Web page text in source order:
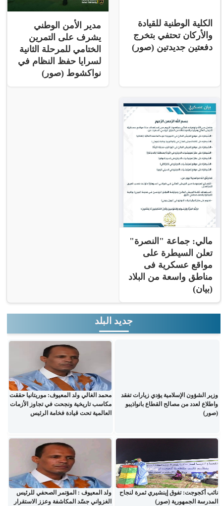
الكلية الوطنية للقيادة
والأركان تحتفي بتخرج
دفعتين جديدتين (صور)
مدير الأمن الوطني
يشرف على التمرين
الختامي للمرحلة الثانية
لسرايا حفظ النظام في
نواكشوط (صور)
مالي: جماعة "النصرة"
تعلن السيطرة على
مواقع عسكرية فى
مناطق واسعة من البلاد
(بيان)
جديد البلد
وزير الشؤون الإسلامية يؤدي زيارات تفقد
واطلاع لعدد من مصالح القطاع بانواذيبو
(صور)
محمد الغالي ولد المعيوف: موريتانيا حققت
مكاسب تاريخية ونجحت في تجاوز الأزمات
العالمية تحت قيادة فخامة الرئيس
نائب أكجوجت: تفوق إينشيري ثمرة لنجاح
المدرسة الجمهورية (صور)
ولد المعيوف : المؤتمر الصحفي للرئيس
الغزواني جسّد المكاشفة وعزز الاستقرار